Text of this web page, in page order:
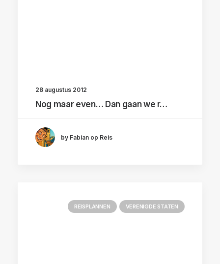
28 augustus 2012
Nog maar even… Dan gaan we r…
by Fabian op Reis
REISPLANNEN VERENIGDE STATEN